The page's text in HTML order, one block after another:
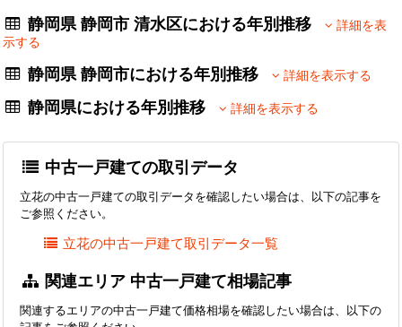
静岡県 静岡市 清水区における年別推移
詳細を表
示する
静岡県 静岡市における年別推移 詳細を表示する
静岡県における年別推移 詳細を表示する
中古一戸建ての取引データ
立花の中古一戸建ての取引データを確認したい場合は、以下の記事を
ご参照ください。
立花の中古一戸建て取引データ一覧
関連エリア 中古一戸建て相場記事
関連するエリアの中古一戸建て価格相場を確認したい場合は、以下の